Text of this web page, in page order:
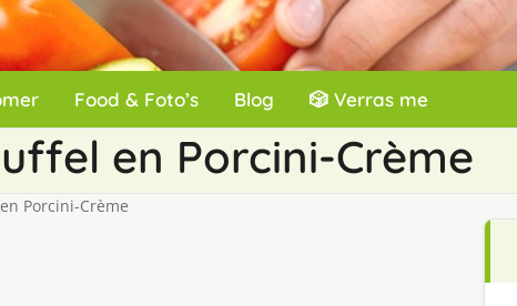
Food & Foto’s Blog 🎲 Verras me
en Porcini-Crème
Porcini-Crème